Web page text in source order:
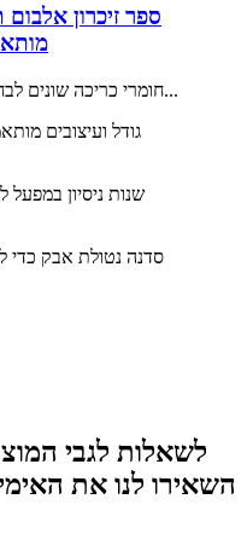
ספר זיכרון
1. חומרי כריכה שונים לבחירה: בד/עמודים/נייר/פו...
לשאלות לגבי
השאירו לנו את